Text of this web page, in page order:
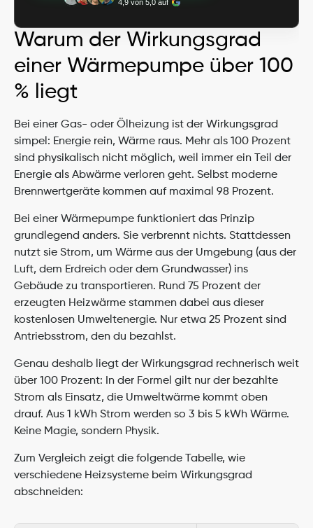
4,9 von 5,0 auf
Warum der Wirkungsgrad
einer Wärmepumpe über 100
% liegt
Bei einer Gas- oder Ölheizung ist der Wirkungsgrad
simpel: Energie rein, Wärme raus. Mehr als 100 Prozent
sind physikalisch nicht möglich, weil immer ein Teil der
Energie als Abwärme verloren geht. Selbst moderne
Brennwertgeräte kommen auf maximal 98 Prozent.
Bei einer Wärmepumpe funktioniert das Prinzip
grundlegend anders. Sie verbrennt nichts. Stattdessen
nutzt sie Strom, um Wärme aus der Umgebung (aus der
Luft, dem Erdreich oder dem Grundwasser) ins
Gebäude zu transportieren. Rund 75 Prozent der
erzeugten Heizwärme stammen dabei aus dieser
kostenlosen Umweltenergie. Nur etwa 25 Prozent sind
Antriebsstrom, den du bezahlst.
Genau deshalb liegt der Wirkungsgrad rechnerisch weit
über 100 Prozent: In der Formel gilt nur der bezahlte
Strom als Einsatz, die Umweltwärme kommt oben
drauf. Aus 1 kWh Strom werden so 3 bis 5 kWh Wärme.
Keine Magie, sondern Physik.
Zum Vergleich zeigt die folgende Tabelle, wie
verschiedene Heizsysteme beim Wirkungsgrad
abschneiden: